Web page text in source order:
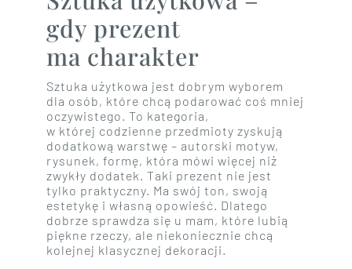
gdy prezent
ma charakter
Sztuka użytkowa jest dobrym wyborem
dla osób, które chcą podarować coś mniej
oczywistego. To kategoria,
w której codzienne przedmioty zyskują
dodatkową warstwę – autorski motyw,
rysunek, formę, która mówi więcej niż
zwykły dodatek. Taki prezent nie jest
tylko praktyczny. Ma swój ton, swoją
estetykę i własną opowieść. Dlatego
dobrze sprawdza się u mam, które lubią
piękne rzeczy, ale niekoniecznie chcą
kolejnej klasycznej dekoracji.